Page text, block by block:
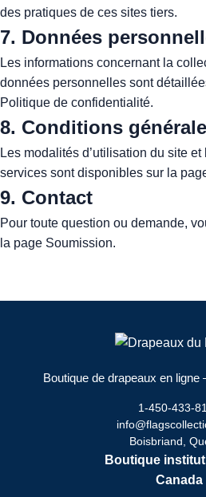
des pratiques de ces sites tiers.
7. Données
Les informations concernant la
données personnelles sont
Politique de confidentialité.
8. Conditions
Les modalités d’utilisation du site
services sont disponibles sur la
9. Contact
Pour toute question ou demande,
la page Soumission.
Boutique de drapeaux en ligne
Boisbriand,
Boutique
Canada